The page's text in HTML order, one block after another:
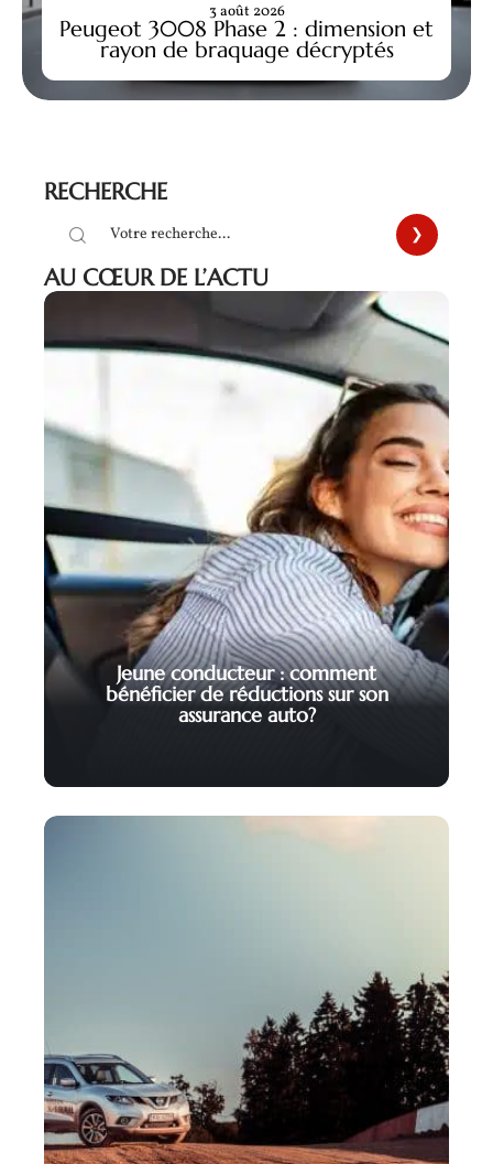
Peugeot 3008 Phase 2 : dimension et
rayon de braquage décryptés
3 août 2026
RECHERCHE
AU CŒUR DE L’ACTU
Jeune conducteur : comment
bénéficier de réductions sur son
assurance auto?